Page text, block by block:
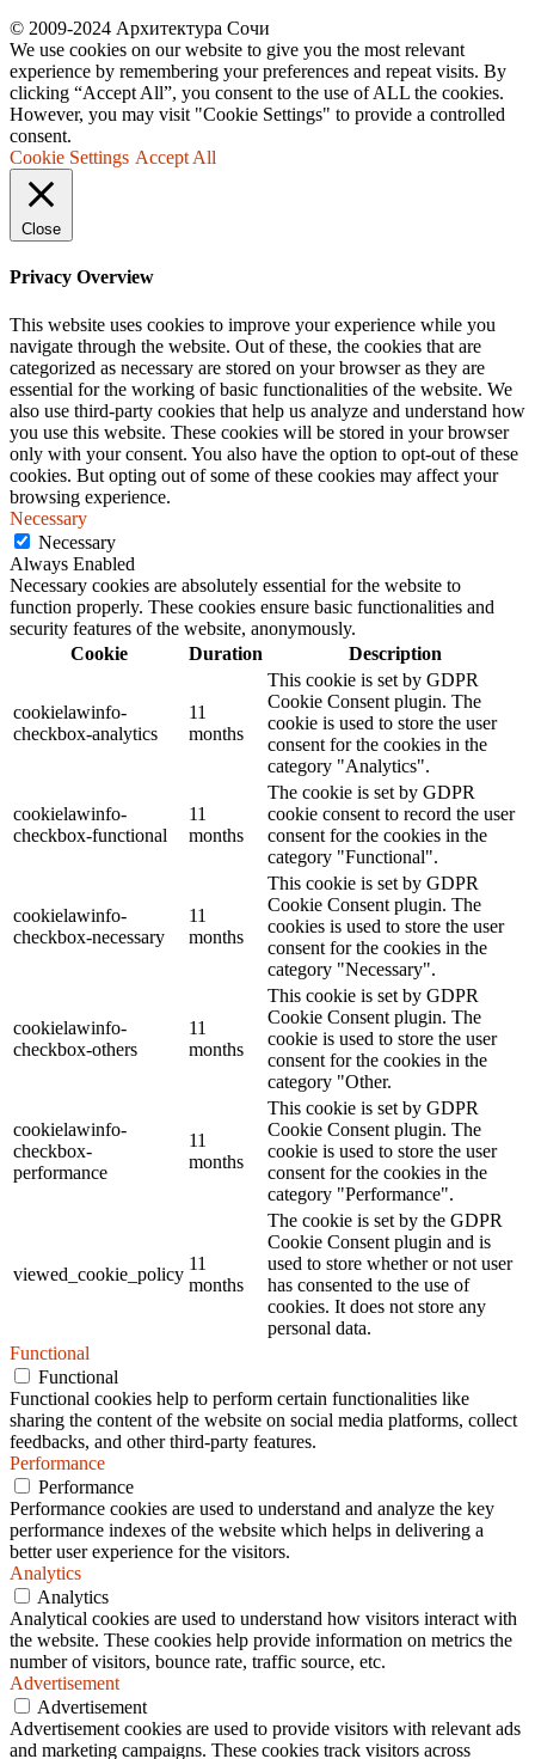
© 2009-2024 Архитектура Сочи
We use cookies on our website to give you the most relevant
experience by remembering your preferences and repeat visits. By
clicking “Accept All”, you consent to the use of ALL the cookies.
However, you may visit "Cookie Settings" to provide a controlled
consent.
Cookie Settings Accept All
Close
Privacy Overview
This website uses cookies to improve your experience while you
navigate through the website. Out of these, the cookies that are
categorized as necessary are stored on your browser as they are
essential for the working of basic functionalities of the website. We
also use third-party cookies that help us analyze and understand how
you use this website. These cookies will be stored in your browser
only with your consent. You also have the option to opt-out of these
cookies. But opting out of some of these cookies may affect your
browsing experience.
Necessary
Necessary
Always Enabled
Necessary cookies are absolutely essential for the website to
function properly. These cookies ensure basic functionalities and
security features of the website, anonymously.
Cookie
Duration Description
cookielawinfo-
checkbox-analytics
11
months
This cookie is set by GDPR
Cookie Consent plugin. The
cookie is used to store the user
consent for the cookies in the
category "Analytics".
cookielawinfo-
checkbox-functional
11
months
The cookie is set by GDPR
cookie consent to record the user
consent for the cookies in the
category "Functional".
cookielawinfo-
checkbox-necessary
11
months
This cookie is set by GDPR
Cookie Consent plugin. The
cookies is used to store the user
consent for the cookies in the
category "Necessary".
cookielawinfo-
checkbox-others
11
months
This cookie is set by GDPR
Cookie Consent plugin. The
cookie is used to store the user
consent for the cookies in the
category "Other.
cookielawinfo-
checkbox-
performance
11
months
This cookie is set by GDPR
Cookie Consent plugin. The
cookie is used to store the user
consent for the cookies in the
category "Performance".
viewed_cookie_policy
11
months
The cookie is set by the GDPR
Cookie Consent plugin and is
used to store whether or not user
has consented to the use of
cookies. It does not store any
personal data.
Functional
Functional
Functional cookies help to perform certain functionalities like
sharing the content of the website on social media platforms, collect
feedbacks, and other third-party features.
Performance
Performance
Performance cookies are used to understand and analyze the key
performance indexes of the website which helps in delivering a
better user experience for the visitors.
Analytics
Analytics
Analytical cookies are used to understand how visitors interact with
the website. These cookies help provide information on metrics the
number of visitors, bounce rate, traffic source, etc.
Advertisement
Advertisement
Advertisement cookies are used to provide visitors with relevant ads
and marketing campaigns. These cookies track visitors across